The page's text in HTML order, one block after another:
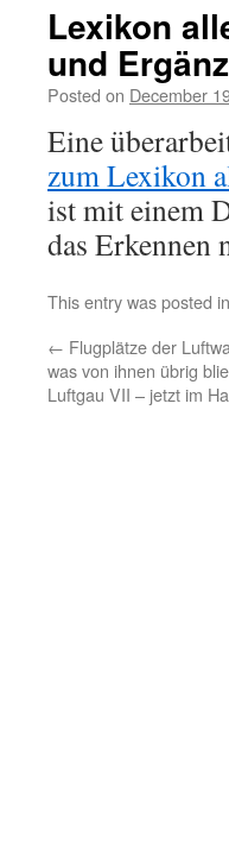
Lexikon
und
Posted on December
Eine
zum Lexikon
ist mit einem
das Erkennen
This entry was posted in
← Flugplätze der
was von ihnen übrig
Luftgau VII – jetzt im